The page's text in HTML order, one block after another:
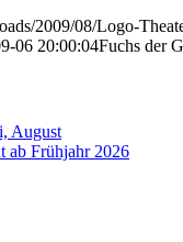
2009/08/Logo-
06 20:00:04Fuchs der
August
ab Frühjahr 2026